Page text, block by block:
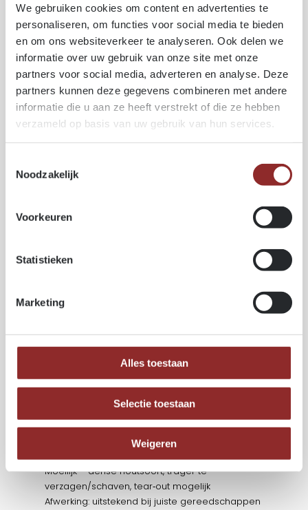
We gebruiken cookies om content en advertenties te
personaliseren, om functies voor social media te bieden
en om ons websiteverkeer te analyseren. Ook delen we
informatie over uw gebruik van onze site met onze
partners voor social media, adverteren en analyse. Deze
partners kunnen deze gegevens combineren met andere
informatie die u aan ze heeft verstrekt of die ze hebben
verzameld op basis van uw gebruik van hun services.
Noodzakelijk
Voorkeuren
Statistieken
Marketing
Alles toestaan
Selectie toestaan
Weigeren
TECHNISCHE SPECIFICATIES
Duurzaamheidsklasse:
Klasse 4 (gebruiksklasse) – kernhout zelf: klasse 1
zeer duurzaam
Aptitude afwerking:
Moeilijk – voorboren sterk aanbevolen
Kleur:
Brun jaunâtre à brun olive foncé, soms fijn geaderd
(Van geelbruin tot olijfbruin met donkere nuances.)
Gemiddelde densiteit:
Elasticiteitsmodulus (MOE):
22.760 N/mm²
Krimp radiaal:
6,4%
Volumieke stabiliteit:
Zeer goed – weinig beweging bij variërende
Duurzaamheid (fungi):
Klasse 1 – zeer duurzaam, ook bestand tegen
Bewerkbaarheid:
Moeilijk – dense houtsoort, trager te
verzagen/schaven, tear‑out mogelijk
Afwerking: uitstekend bij juiste gereedschappen